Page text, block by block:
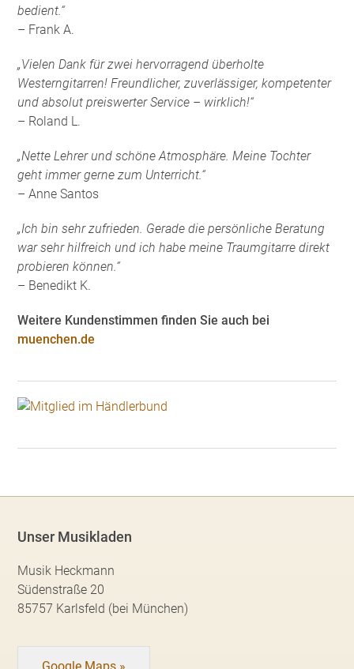
bedient.“
– Frank A.
„Vielen Dank für zwei hervorragend überholte
Westerngitarren! Freundlicher, zuverlässiger, kompetenter
und absolut preiswerter Service – wirklich!“
– Roland L.
„Nette Lehrer und schöne Atmosphäre. Meine Tochter
geht immer gerne zum Unterricht.“
– Anne Santos
„Ich bin sehr zufrieden. Gerade die persönliche Beratung
war sehr hilfreich und ich habe meine Traumgitarre direkt
probieren können.“
– Benedikt K.
Weitere Kundenstimmen finden Sie auch bei
muenchen.de
Unser Musikladen
Musik Heckmann
Südenstraße 20
85757 Karlsfeld (bei München)